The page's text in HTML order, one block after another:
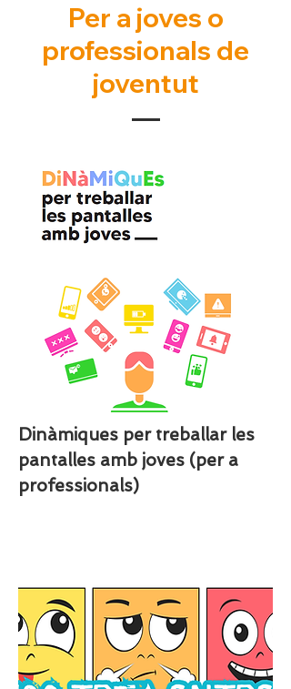
Per a joves o
professionals de
joventut
Dinàmiques per treballar les
pantalles amb joves (per a
professionals)